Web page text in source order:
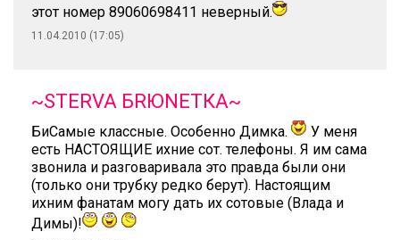
этот номер 89060698411 неверный.
11.04.2010 (17:05)
~STERVA БRЮNEТКА~
БиСамые классные. Особенно Димка.
У меня
есть НАСТОЯЩИЕ ихние сот. телефоны. Я им сама
звонила и разговаривала это правда были они
(только они трубку редко берут). Настоящим
ихним фанатам могу дать их сотовые (Влада и
Димы)!